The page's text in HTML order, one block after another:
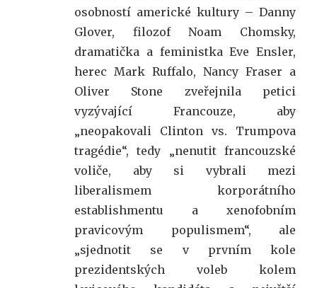
osobností americké kultury – Danny
Glover, filozof Noam Chomsky,
dramatička a feministka Eve Ensler,
herec Mark Ruffalo, Nancy Fraser a
Oliver Stone zveřejnila petici
vyzývající Francouze, aby
„neopakovali Clinton vs. Trumpova
tragédie“, tedy „nenutit francouzské
voliče, aby si vybrali mezi
liberalismem korporátního
establishmentu a xenofobním
pravicovým populismem“, ale
„sjednotit se v prvním kole
prezidentských voleb kolem